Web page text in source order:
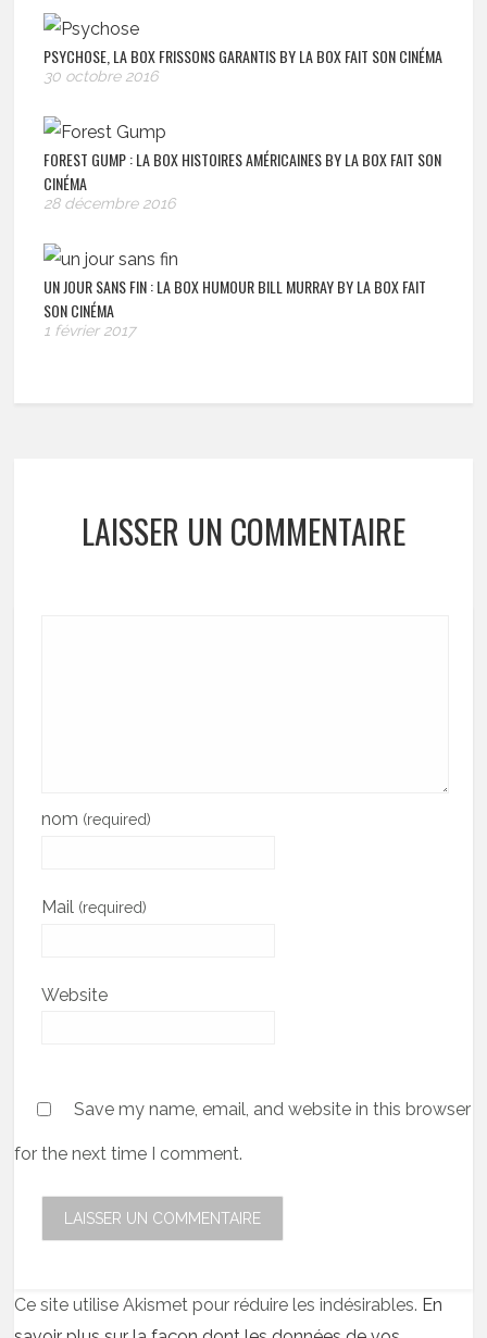
PSYCHOSE, LA BOX FRISSONS GARANTIS BY LA BOX FAIT SON CINÉMA
30 octobre 2016
FOREST GUMP : LA BOX HISTOIRES AMÉRICAINES BY LA BOX FAIT SON
CINÉMA
28 décembre 2016
UN JOUR SANS FIN : LA BOX HUMOUR BILL MURRAY BY LA BOX FAIT
SON CINÉMA
1 février 2017
LAISSER UN COMMENTAIRE
nom (required)
Mail (required)
Website
Save my name, email, and website in this browser
for the next time I comment.
Ce site utilise Akismet pour réduire les indésirables. En